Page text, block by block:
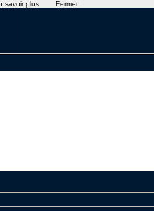
savoir plus Fermer